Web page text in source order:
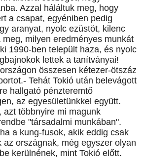
Azzal háláltuk meg, hogy
a csapat, egyéniben pedig
aranyat, nyolc ezüstöt, kilenc
meg, milyen eredményes munkát
1990-ben települt haza, és nyolc
lettek a tanítványai!
összesen kétezer-ötszáz
Tehát Tokió után belevágott
hallgató pénzteremtő
az egyesületünkkel együtt.
azt többnyire mi magunk
"társadalmi munkában".
a kung-fusok, akik eddig csak
az országnak, még egyszer olyan
kerülnének, mint Tokió előtt.